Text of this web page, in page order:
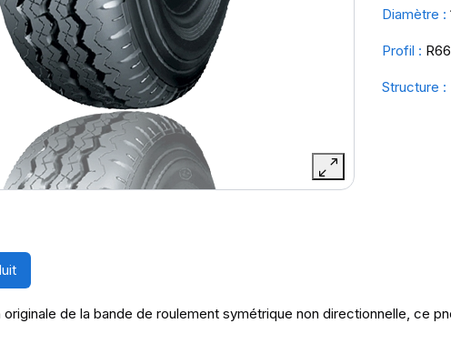
Diamètre :
Profil :
Structure :
de la bande de roulement symétrique non directionnelle, ce